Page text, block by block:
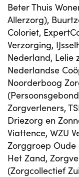
Beter Thuis
Allerzorg),
Coloriet,
Verzorging,
Nederland, Lelie
Nederlandse
Noorderboog
Zorgverleners,
Driezorg en
Viattence, WZU
Zorggroep Oude
Het Zand,
(Zorgcollectief